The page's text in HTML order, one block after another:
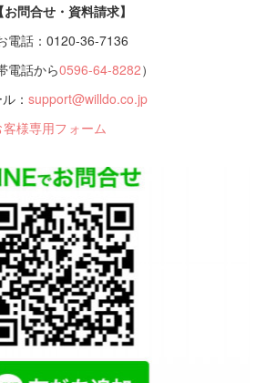
【お問合せ・資料請求】
電話：0120-36-7136
電話から0596-64-8282）
： support@willdo.co.jp
様専用フォーム